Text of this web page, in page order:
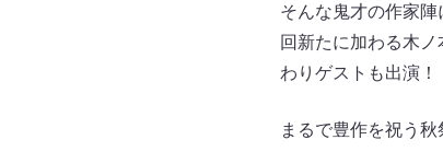
そんな鬼才の作家
回新たに加わる木
わりゲストも出演！
まるで豊作を祝う